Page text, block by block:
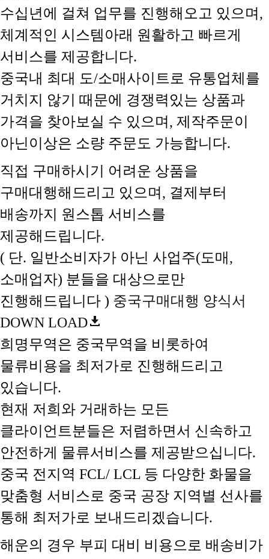
수십년에 걸쳐 업무를 진행해오고 있으며,
체계적인 시스템아래 원활하고 빠르게
서비스를 제공합니다.
중국내 최대 도/소매사이트로 유통업체를
거치지 않기 때문에 경쟁력있는 상품과
가격을 찾아보실 수 있으며, 제작주문이
아닌이상은 소량 주문도 가능합니다.
직접 구매하시기 어려운 상품을
구매대행해드리고 있으며, 결제부터
배송까지 원스톱 서비스를
제공해드립니다.
( 단. 일반소비자가 아닌 사업주(도매,
소매업자) 분들을 대상으로만
진행해드립니다 ) 중국구매대행 양식서
DOWN LOAD
희명무역은 중국무역을 비롯하여
물류비용을 최저가로 진행해드리고
있습니다.
현재 저희와 거래하는 모든
클라이언트분들은 저렴하면서 신속하고
안전하게 물류서비스를 제공받으십니다.
중국 전지역 FCL/ LCL 등 다양한 화물을
맞춤형 서비스로 중국 공장 지역별 선사를
통해 최저가로 보내드리겠습니다.
해운의 경우 부피 대비 비용으로 배송비가